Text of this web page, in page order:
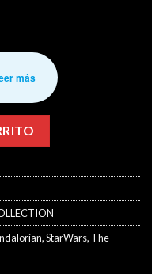
más
- The
,StarWars, The